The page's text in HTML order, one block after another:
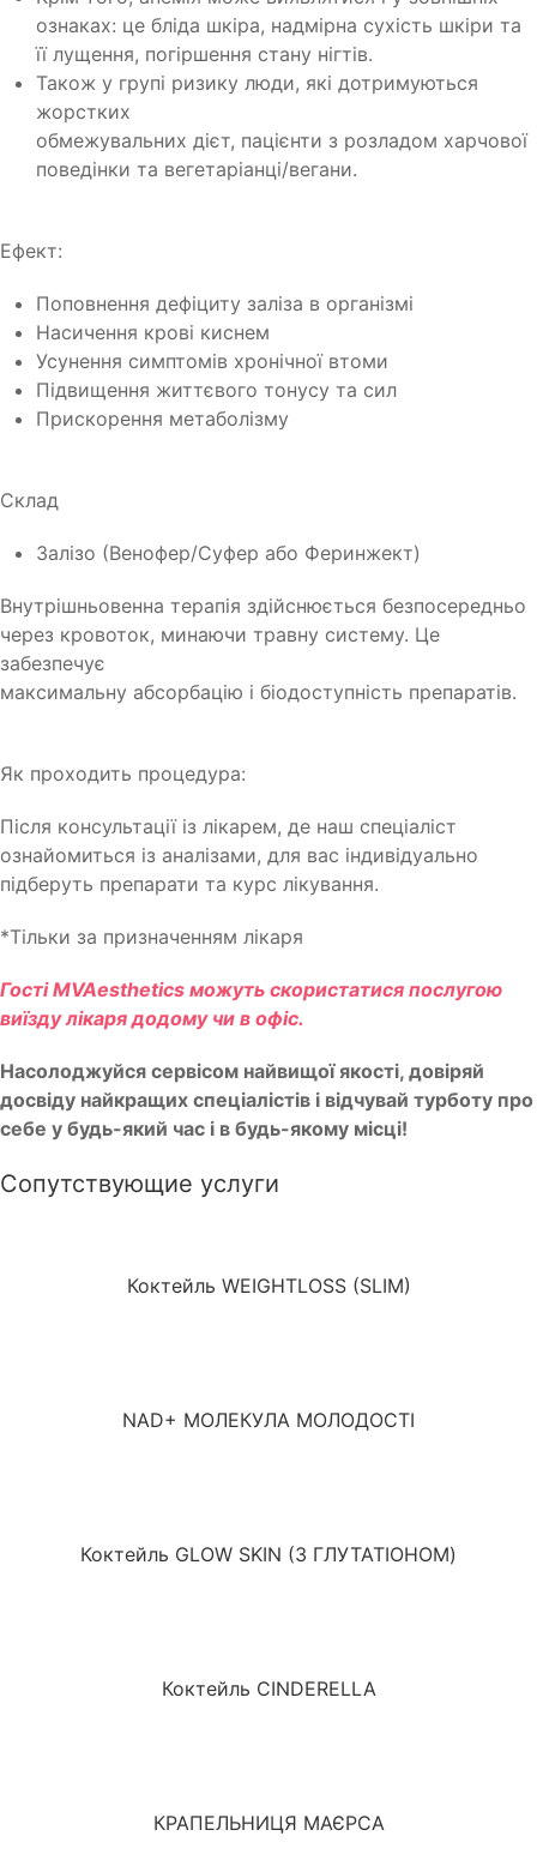
ознаках: це бліда шкіра, надмірна сухість шкіри та
її лущення, погіршення стану нігтів.
Також у групі ризику люди, які дотримуються
жорстких
обмежувальних дієт, пацієнти з розладом харчової
поведінки та вегетаріанці/вегани.
Ефект:
Поповнення дефіциту заліза в організмі
Насичення крові киснем
Усунення симптомів хронічної втоми
Підвищення життєвого тонусу та сил
Прискорення метаболізму
Склад
Залізо (Венофер/Суфер або Феринжект)
Внутрішньовенна терапія здійснюється безпосередньо
через кровоток, минаючи травну систему. Це
забезпечує
максимальну абсорбацію і біодоступність препаратів.
Як проходить процедура:
Після консультації із лікарем, де наш спеціаліст
ознайомиться із аналізами, для вас індивідуально
підберуть препарати та курс лікування.
*Тільки за призначенням лікаря
Гості MVAesthetics можуть скористатися послугою
виїзду лікаря додому чи в офіс.
Насолоджуйся сервісом найвищої якості, довіряй
досвіду найкращих спеціалістів і відчувай турботу про
себе у будь-який час і в будь-якому місці!
Сопутствующие услуги
Коктейль WEIGHTLOSS (SLIM)
NAD+ МОЛЕКУЛА МОЛОДОСТІ
Коктейль GLOW SKIN (З ГЛУТАТІОНОМ)
Коктейль CINDERELLA
КРАПЕЛЬНИЦЯ МАЄРСА